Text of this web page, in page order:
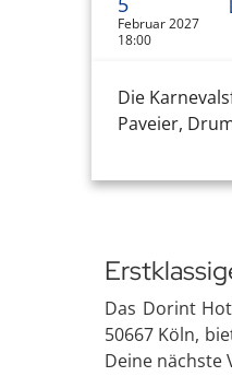
Februar 2027
18:00
Die
Paveier,
Das Dorint
50667 Köln,
Deine nächste